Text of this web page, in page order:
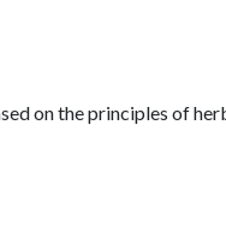
on the principles of